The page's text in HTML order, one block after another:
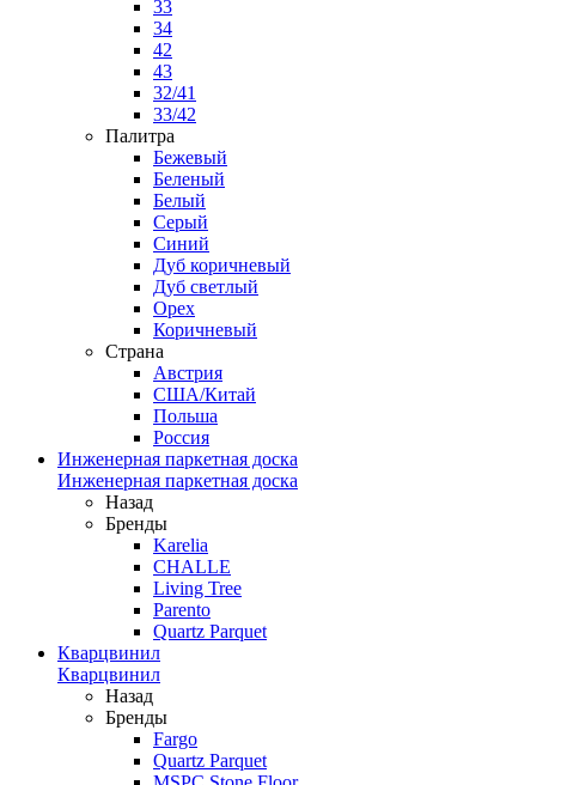
33
34
42
43
32/41
33/42
Палитра
Бежевый
Беленый
Белый
Серый
Синий
Дуб коричневый
Дуб светлый
Орех
Коричневый
Страна
Австрия
США/Китай
Польша
Россия
Инженерная паркетная доска
Инженерная паркетная доска
Назад
Бренды
Karelia
CHALLE
Living Tree
Parento
Quartz Parquet
Кварцвинил
Кварцвинил
Назад
Бренды
Fargo
Quartz Parquet